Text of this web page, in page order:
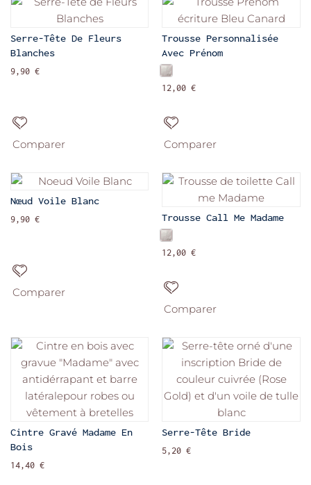
Serre-Tête De Fleurs
Blanches
9,90 €
Comparer
Trousse Personnalisée
Avec Prénom
12,00 €
Comparer
Nœud Voile Blanc
9,90 €
Comparer
Trousse Call Me Madame
12,00 €
Comparer
Cintre Gravé Madame En
Bois
14,40 €
Serre-Tête Bride
5,20 €